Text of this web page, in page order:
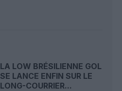
LA LOW BRÉSILIENNE GOL
SE LANCE ENFIN SUR LE
LONG-COURRIER...